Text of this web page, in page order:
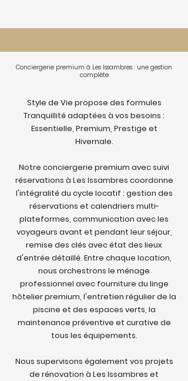
Conciergerie premium à Les Issambres : une gestion
complète
Style de Vie propose des formules
Tranquillité adaptées à vos besoins :
Essentielle, Premium, Prestige et
Hivernale.
Notre conciergerie premium avec suivi
réservations à Les Issambres coordonne
l'intégralité du cycle locatif : gestion des
réservations et calendriers multi-
plateformes, communication avec les
voyageurs avant et pendant leur séjour,
remise des clés avec état des lieux
d'entrée détaillé. Entre chaque location,
nous orchestrons le ménage
professionnel avec fourniture du linge
hôtelier premium, l'entretien régulier de la
piscine et des espaces verts, la
maintenance préventive et curative de
tous les équipements.
Nous supervisons également vos projets
de rénovation à Les Issambres et